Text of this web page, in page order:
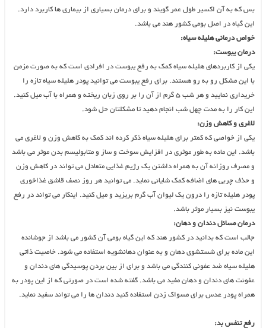
بس که به آن اکسیر طول عمر گویند و برای درمان بسیاری از بیماری ها کاربرد دارد.
این گیاه در اصل بومی کشور هند می باشد.
خواص درمانی هلیله سیاه:
درمان یبوست:
یکی از کاربردهای هلیله سیاه کمک به رفع یبوست در افرادی است که به صورت مزمن
با این مشکل رو به رو هستند. برای رفع یبوست می توانید پودر هلیله سیاه تازه را
خریداری نمایید و هر شب ۵ گرم از آن را بر روی زبان ریخته و همراه با آب میل کنید.
این کار را به مدت چهل شب انجام دهید تا مشکلتان حل شود.
لاغری و کاهش وزن:
یکی از خواصی که کمتر برای هلیله سیاه ذکر کرده اند کمک به کاهش وزن و لاغری می
باشد. این ماده به طور موثری در افزایش سوخت و ساز و متابولیسم بدن موثر می باشد
و مصرف روزانه آن به همراه داشتن یک رژیم غذایی متعادل می تواند در کاهش وزن
و حذف چربی های اضافه کمک شایانی نماید. می توانید هر روز نصف قاشق غذاخوری
پودر هلیله تازه را درون یک لیوان آب گرم بریزید و میل کنید. اینکار می تواند در رفع
یبوست نیز بسیار موثر باشد.
درمان مسائل دندان و دهان:
جالب است که بدانید در کشور هند که این گیاه بومی آن کشور می باشد از جوشانده
این ماده برای شستشوی دهان و به عنوان دهانشویه استفاده می شود. خاصیت ذاتی
هلیله سیاه ضد عفونی کنندگی می باشد و برای از بین بردن پوسیدگی های دندان و
عفونت های دندان و دهان مفید می باشد. گفته شده است در صورتی که از این پودر به
همراه پودر عدس برای مسواک زدن استفاده کنید دندان ها را می تواند سفید نماید.
رفع تنفس بد: